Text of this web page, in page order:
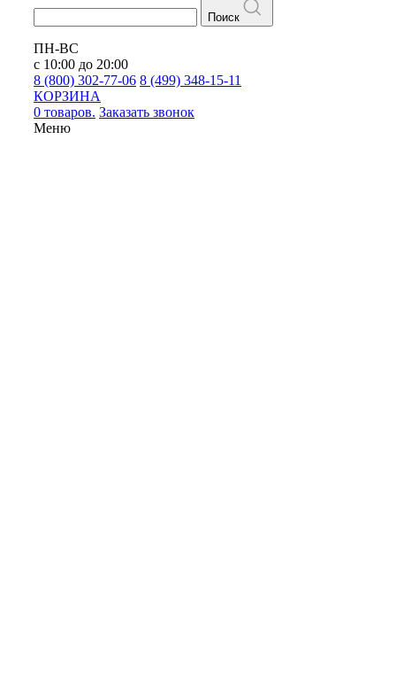
Поиск
ПН-ВС
с 10:00 до 20:00
8 (800) 302-77-06 8 (499) 348-15-11
КОРЗИНА
0 товаров. Заказать звонок
Меню